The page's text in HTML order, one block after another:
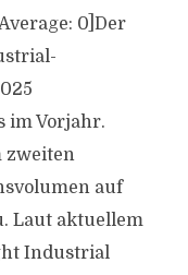
0]Der
im Vorjahr.
zweiten
auf
Laut aktuellem
Industrial